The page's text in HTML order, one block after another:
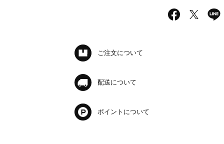
ご注文について
配送について
ポイントについて